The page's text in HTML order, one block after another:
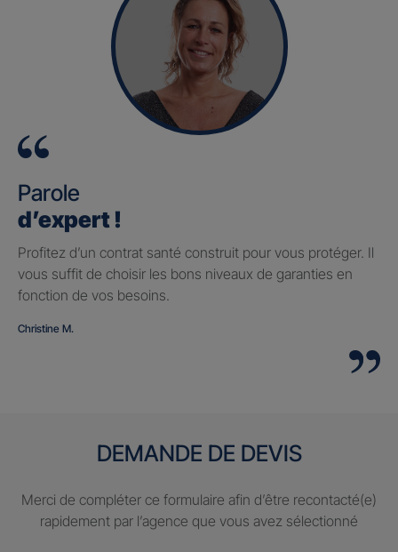
Parole
d’expert !
Profitez d’un contrat santé construit pour vous protéger. Il
vous suffit de choisir les bons niveaux de garanties en
fonction de vos besoins.
Christine M.
DEMANDE DE DEVIS
Merci de compléter ce formulaire afin d’être recontacté(e)
rapidement par l’agence que vous avez sélectionné